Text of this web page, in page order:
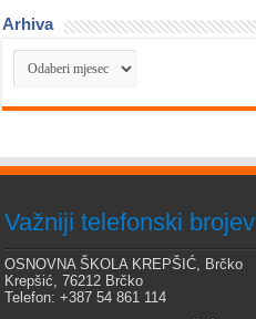
Arhiva
Arhiva
Važniji telefonski
OSNOVNA ŠKOLA KREPŠIĆ, Brčko
Krepšić, 76212 Brčko
Telefon: +387 54 861 114